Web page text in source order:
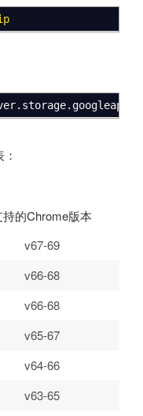
持的Chrome版本
v67-69
v66-68
v66-68
v65-67
v64-66
v63-65